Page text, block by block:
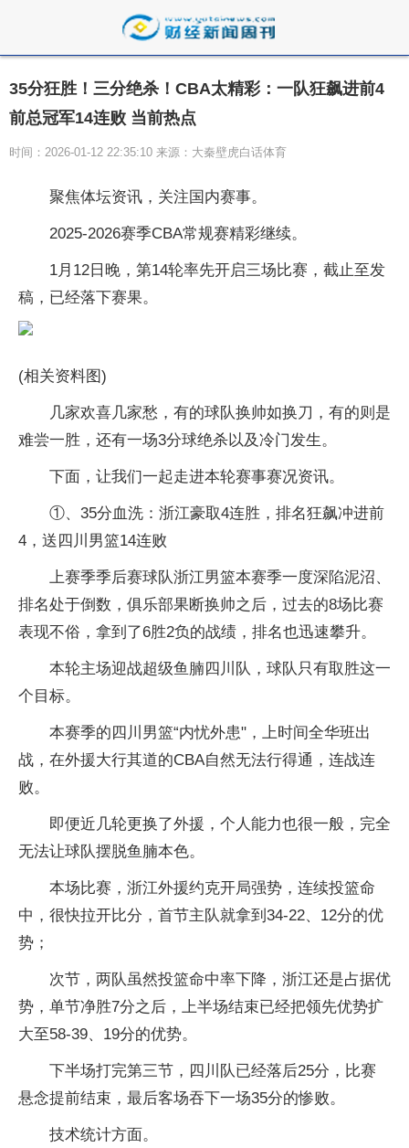
35分狂胜！三分绝杀！CBA太精彩：一队狂飙进前4
前总冠军14连败 当前热点
时间：2026-01-12 22:35:10 来源：大秦壁虎白话体育
聚焦体坛资讯，关注国内赛事。
2025-2026赛季CBA常规赛精彩继续。
1月12日晚，第14轮率先开启三场比赛，截止至发
稿，已经落下赛果。
(相关资料图)
几家欢喜几家愁，有的球队换帅如换刀，有的则是
难尝一胜，还有一场3分球绝杀以及冷门发生。
下面，让我们一起走进本轮赛事赛况资讯。
①、35分血洗：浙江豪取4连胜，排名狂飙冲进前
4，送四川男篮14连败
上赛季季后赛球队浙江男篮本赛季一度深陷泥沼、
排名处于倒数，俱乐部果断换帅之后，过去的8场比赛
表现不俗，拿到了6胜2负的战绩，排名也迅速攀升。
本轮主场迎战超级鱼腩四川队，球队只有取胜这一
个目标。
本赛季的四川男篮“内忧外患"，上时间全华班出
战，在外援大行其道的CBA自然无法行得通，连战连
败。
即便近几轮更换了外援，个人能力也很一般，完全
无法让球队摆脱鱼腩本色。
本场比赛，浙江外援约克开局强势，连续投篮命
中，很快拉开比分，首节主队就拿到34-22、12分的优
势；
次节，两队虽然投篮命中率下降，浙江还是占据优
势，单节净胜7分之后，上半场结束已经把领先优势扩
大至58-39、19分的优势。
下半场打完第三节，四川队已经落后25分，比赛
悬念提前结束，最后客场吞下一场35分的惨败。
技术统计方面。